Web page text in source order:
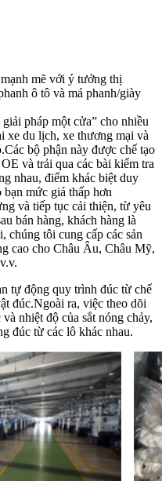
mẽ với ý tưởng thị
ô tô và má phanh/giày
pháp một cửa” cho nhiều
xe du lịch, xe thương mại và
bộ phận này được chế tạo
và trải qua các bài kiểm tra
nhau, điểm khác biệt duy
bạn mức giá thấp hơn
và tiếp tục cải thiện, từ yêu
bán hàng, khách hàng là
chúng tôi cung cấp các sản
cao cho Châu Âu, Châu Mỹ,
tự động quy trình đúc từ chế
đúc.Ngoài ra, việc theo dõi
nhiệt độ của sắt nóng chảy,
đúc từ các lô khác nhau.